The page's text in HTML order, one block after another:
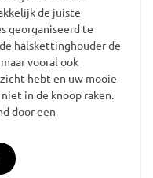
de juiste
georganiseerd te
halskettinghouder de
vooral ook
hebt en uw mooie
in de knoop raken.
door een
rondslingeren in een
op de